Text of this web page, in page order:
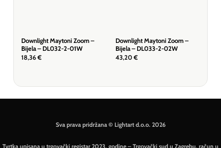
Downlight Maytoni Zoom –
Bijela – DL032-2-01W
18,36 €
Downlight Maytoni Zoom –
Bijela – DL033-2-02W
43,20 €
Sva prava pridržana © Lightart d.o.o. 2026
Tvrtka upisana u trgovački registar 2023. godine – Trgovački sud u Zagrebu, račun u